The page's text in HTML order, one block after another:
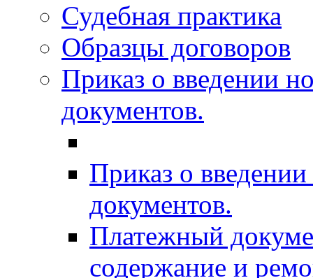
Судебная практика
Образцы договоров
Приказ о введении
документов.
Приказ о
документов.
Платежный
содержание и